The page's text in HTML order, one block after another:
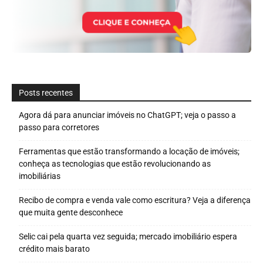
Posts recentes
Agora dá para anunciar imóveis no ChatGPT; veja o passo a
passo para corretores
Ferramentas que estão transformando a locação de imóveis;
conheça as tecnologias que estão revolucionando as
imobiliárias
Recibo de compra e venda vale como escritura? Veja a diferença
que muita gente desconhece
Selic cai pela quarta vez seguida; mercado imobiliário espera
crédito mais barato